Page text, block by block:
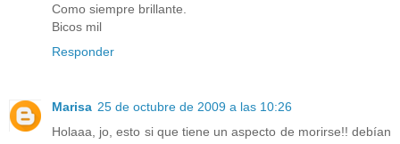
Como siempre brillante.
Bicos mil
Responder
Marisa 25 de octubre de 2009 a las 10:26
Holaaa, jo, esto si que tiene un aspecto de morirse!! debían